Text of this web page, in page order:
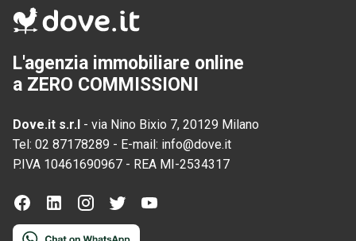
L'agenzia immobiliare online
a ZERO COMMISSIONI
Dove.it s.r.l - via Nino Bixio 7, 20129 Milano
Tel: 02 87178289 - E-mail: info@dove.it
P.IVA 10461690967 - REA MI-2534317